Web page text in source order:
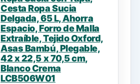
Cesta Ropa Sucia
Delgada, 65 L, Ahorra
Espacio, Forro de Malla
Extraíble, Tejido Oxford,
Asas Bambú, Plegable,
42 x 22,5 x 70,5 cm,
Blanco Crema
LCB506W01